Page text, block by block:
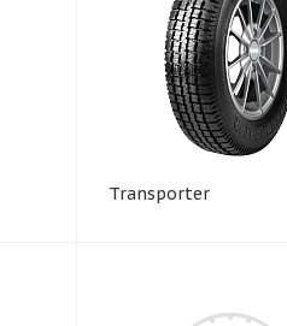
Transporter